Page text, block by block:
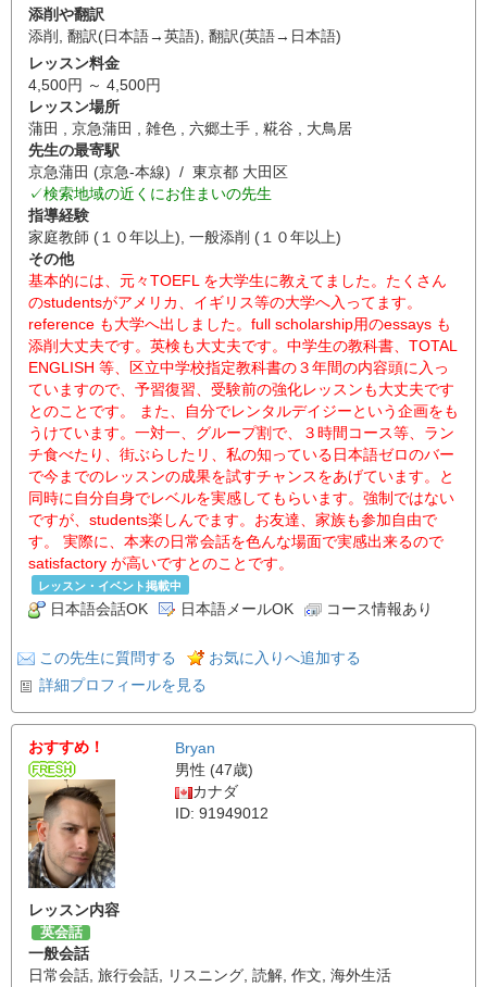
添削や翻訳
添削
翻訳(日本語→英語) 翻訳(英語→日本語)
レッスン料金
4,500円 ～ 4,500円
レッスン場所
蒲田 , 京急蒲田 , 雑色 , 六郷土手 , 糀谷 , 大鳥居
先生の最寄駅
京急蒲田 (京急-本線) / 東京都 大田区
✓検索地域の近くにお住まいの先生
指導経験
家庭教師 (１０年以上), 一般添削 (１０年以上)
その他
基本的には、元々TOEFL を大学生に教えてました。たくさん
のstudentsがアメリカ、イギリス等の大学へ入ってます。
reference も大学へ出しました。full scholarship用のessays も
添削大丈夫です。英検も大丈夫です。中学生の教科書、TOTAL
ENGLISH 等、区立中学校指定教科書の３年間の内容頭に入っ
ていますので、予習復習、受験前の強化レッスンも大丈夫です
とのことです。 また、自分でレンタルデイジーという企画をも
うけています。一対一、グループ割で、３時間コース等、ラン
チ食べたり、街ぶらしたリ、私の知っている日本語ゼロのバー
で今までのレッスンの成果を試すチャンスをあげています。と
同時に自分自身でレベルを実感してもらいます。強制ではない
ですが、students楽しんでます。お友達、家族も参加自由で
す。 実際に、本来の日常会話を色んな場面で実感出来るので
satisfactory が高いですとのことです。
レッスン・イベント掲載中
日本語会話OK 日本語メールOK コース情報あり
この先生に質問する
お気に入りへ追加する
詳細プロフィールを見る
おすすめ！
Bryan
男性 (47歳)
カナダ
ID: 91949012
レッスン内容
英会話
一般会話
日常会話 旅行会話 リスニング 読解 作文 海外生活